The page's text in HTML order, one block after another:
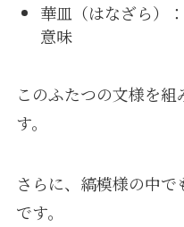
華皿（はなざら）
意味
このふたつの文様を
す。
さらに、縞模様の中
です。